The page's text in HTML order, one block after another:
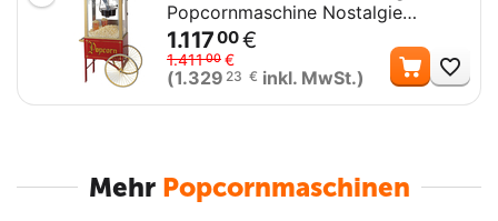
Popcornmaschine Nostalgie
Cinema
1.11700 €
1.41100 €
(1.329 23 € inkl. MwSt.)
Mehr Popcornmaschinen